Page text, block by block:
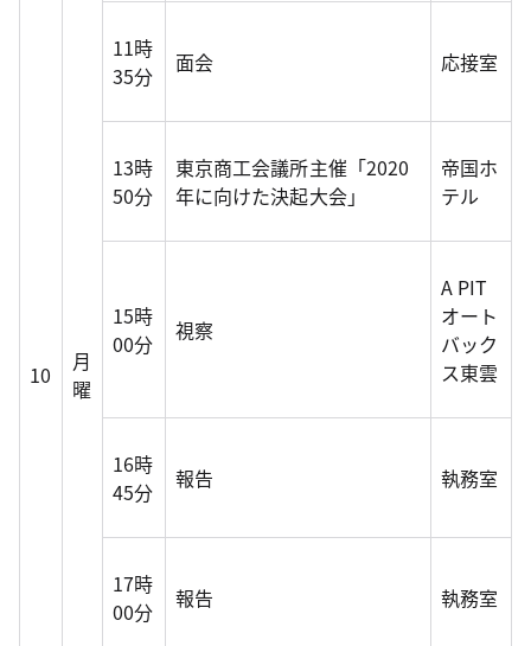
10
月
曜
11時
35分
面会 応接室
13時
50分
東京商工会議所主催「2020
年に向けた決起大会」
帝国ホ
テル
15時
00分
視察
A PIT
オート
バック
ス東雲
16時
45分
報告 執務室
17時
00分
報告 執務室